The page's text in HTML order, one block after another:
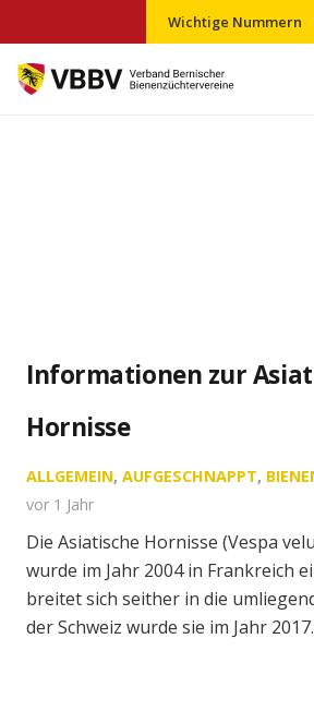
Wichtige Nummern
Informationen zur
Hornisse
ALLGEMEIN, AUFGESCHNAPPT,
vor 1 Jahr
Die Asiatische Hornisse (Vespa
wurde im Jahr 2004 in Frankreich
breitet sich seither in die
der Schweiz wurde sie im Jahr